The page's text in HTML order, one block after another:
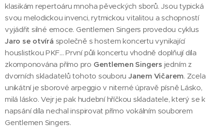
klasikám repertoáru mnoha pěveckých sborů. Jsou typická
svou melodickou invenci, rytmickou vitalitou a schopností
vyjádřit silné emoce. Gentlemen Singers provedou cyklus
Jaro se otvírá společně s hostem koncertu vynikající
houslistkou PKF… První půli koncertu vhodně doplňují díla
zkomponována přímo pro Gentlemen Singers jedním z
dvorních skladatelů tohoto souboruJanem Vičarem. Zcela
unikátní je sborové arpeggio v niterné úpravě písně Lásko,
milá lásko. Vejr je pak hudební hříčkou skladatele, který se k
napsání díla nechal inspirovat přímo vokálním souborem
Gentlemen Singers.